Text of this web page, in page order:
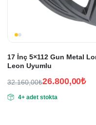
17 İnç 5×112 Gun Metal
Leon Uyumlu
32.160,00₺
fiyat:
26.800,00₺
andaki
4+ adet stokta